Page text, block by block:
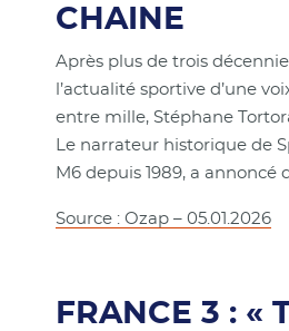
CHAINE
Après plus de trois
l’actualité sportive d’une
entre mille, Stéphane
Le narrateur historique de
M6 depuis 1989, a annoncé
Source : Ozap – 05.01.2026
FRANCE 3 : «